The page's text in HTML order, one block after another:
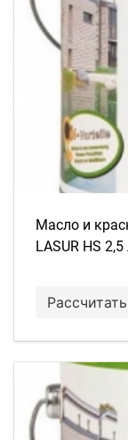
Масло и
LASUR HS